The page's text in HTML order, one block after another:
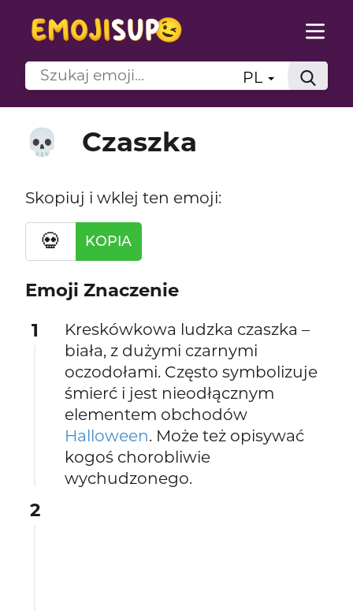
PL
💀 Czaszka
Skopiuj i wklej ten emoji:
💀 KOPIA
Emoji Znaczenie
1
Kreskówkowa ludzka czaszka –
biała, z dużymi czarnymi
oczodołami. Często symbolizuje
śmierć i jest nieodłącznym
elementem obchodów
Halloween. Może też opisywać
kogoś chorobliwie
wychudzonego.
2